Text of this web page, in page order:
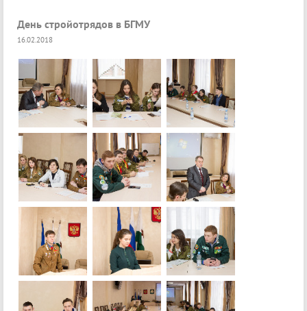
День стройотрядов в БГМУ
16.02.2018